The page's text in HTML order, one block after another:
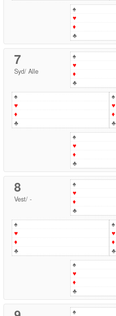
♠
♥
♦
♣
7
Syd/ Alle
♠
♥
♦
♣
♠
♥
♦
♣
♠
♥
♦
♣
♠
♥
♦
♣
8
Vest/ -
♠
♥
♦
♣
♠
♥
♦
♣
♠
♥
♦
♣
♠
♥
♦
♣
♠